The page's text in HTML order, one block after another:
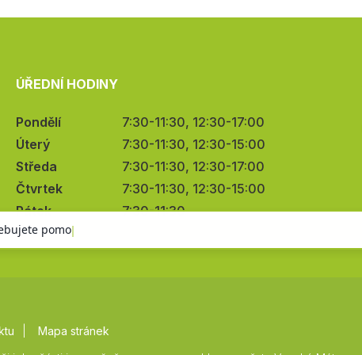
ÚŘEDNÍ HODINY
Pondělí
7:30-11:30, 12:30-17:00
Úterý
7:30-11:30, 12:30-15:00
Středa
7:30-11:30, 12:30-17:00
Čtvrtek
7:30-11:30, 12:30-15:00
Pátek
7:30-11:30
Mapa stránek